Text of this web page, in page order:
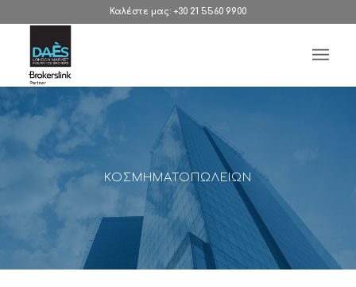
Καλέστε μας: +30 21 5560 9900
ΚΟΣΜΗΜΑΤΟΠΩΛΕΙΩΝ